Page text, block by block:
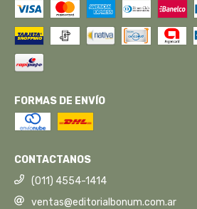
FORMAS DE ENVÍO
CONTACTANOS
(011) 4554-1414
ventas@editorialbonum.com.ar